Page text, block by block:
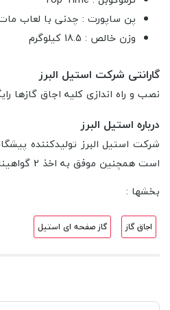
پن ساپورت : چدنی با لعاب
وزن خالص : 18.5 کیلوگرم
گارانتی شرکت استیل البرز
نصب و راه اندازی کلیه اجاق گازها رایگان و توسط
درباره استیل البرز
شرکت استیل البرز تولیدکننده
است همچنین موفق به اخذ 2 گواهینامه استاندارد ISO9001 و ISO2000 شده که انگلستان و ایتالیا این گواهی را مورد تایید قرار داده اند.
بخشها :
اجاق گاز گاز صفحه ای استیل